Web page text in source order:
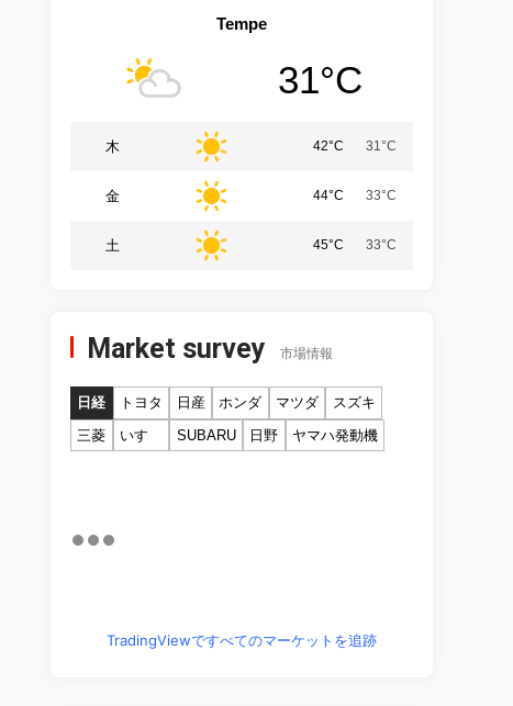
Tempe
31°C
木 42°C 31°C
金 44°C 33°C
土 45°C 33°C
Market survey 市場情報
日経 トヨタ 日産 ホンダ マツダ
スズキ
三菱
いすゞ SUBARU 日野 ヤマハ発動機
TradingViewですべてのマーケットを追跡